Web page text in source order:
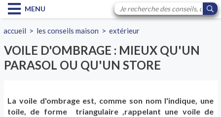
MENU
accueil > les conseils maison >extérieur
VOILE D'OMBRAGE : MIEUX QU'UN
PARASOL OU QU'UN STORE
La voile d'ombrage est, comme son nom l'indique, une
toile, de forme triangulaire ,rappelant une voile de